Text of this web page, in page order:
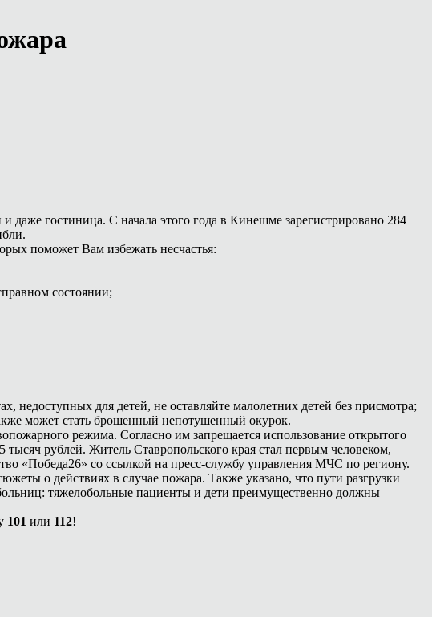
даже гостиница. С начала этого года в Кинешме зарегистрировано 284
поможет Вам избежать несчастья:
состоянии;
недоступных для детей, не оставляйте малолетних детей без присмотра;
может стать брошенный непотушенный окурок.
режима. Согласно им запрещается использование открытого
рублей. Житель Ставропольского края стал первым человеком,
«Победа26» со ссылкой на пресс-службу управления МЧС по региону.
о действиях в случае пожара. Также указано, что пути разгрузки
тяжелобольные пациенты и дети преимущественно должны
101 или 112!